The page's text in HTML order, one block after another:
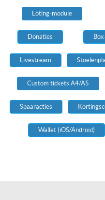
Loting-module
Donaties
Livestream
Custom tickets A4/A5
Spaaracties
Wallet (iOS/Android)